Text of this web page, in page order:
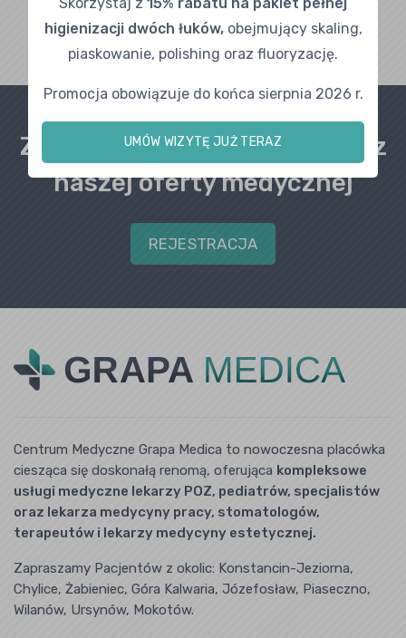
Zapraszamy do skorzystania z
naszej oferty medycznej
REJESTRACJA
Centrum Medyczne Grapa Medica to nowoczesna placówka
ciesząca się doskonałą renomą, oferująca kompleksowe
usługi medyczne lekarzy POZ, pediatrów, specjalistów
oraz lekarza medycyny pracy, stomatologów,
terapeutów i lekarzy medycyny estetycznej.
Zapraszamy Pacjentów z okolic: Konstancin-Jeziorna,
Chylice, Żabieniec, Góra Kalwaria, Józefosław, Piaseczno,
Wilanów, Ursynów, Mokotów.
higienizacji dwóch łuków,obejmujący skaling,
piaskowanie, polishing oraz fluoryzację.
Promocja obowiązuje do końca sierpnia 2026 r.
UMÓW WIZYTĘ JUŻ TERAZ